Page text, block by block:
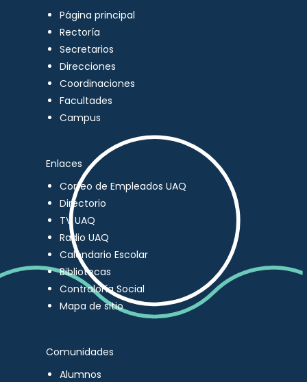
Página principal
Rectoría
Secretarios
Direcciones
Coordinaciones
Facultades
Campus
Enlaces
Correo de Empleados UAQ
Directorio
TV UAQ
Radio UAQ
Calendario Escolar
Bibliotecas
Contraloría Social
Mapa de sitio
Comunidades
Alumnos